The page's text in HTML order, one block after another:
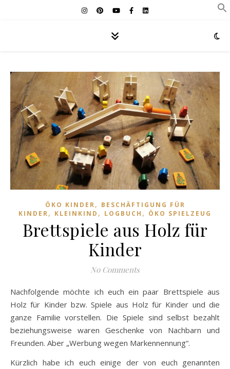
ÖKO KINDER, BESCHÄFTIGUNG FÜR
KINDER, KLEINKIND , LOGBUCH , ÖKO SPIELZEUG
Brettspiele aus Holz für
Kinder
No Comments
Nachfolgende möchte ich euch ein paar Brettspiele aus
Holz für Kinder bzw. Spiele aus Holz für Kinder und die
ganze Familie vorstellen. Die Spiele sind selbst bezahlt
beziehungsweise waren Geschenke von Nachbarn und
Freunden. Aber „Werbung wegen Markennennung“.
Kürzlich habe ich euch einige der von euch genannten